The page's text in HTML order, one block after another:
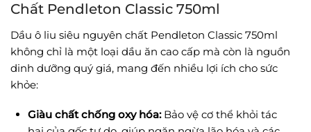
Chất Pendleton Classic 750ml
Dầu ô liu siêu nguyên chất Pendleton Classic 750ml
không chỉ là một loại dầu ăn cao cấp mà còn là nguồn
dinh dưỡng quý giá, mang đến nhiều lợi ích cho sức
khỏe:
Giàu chất chống oxy hóa:Bảo vệ cơ thể khỏi tác